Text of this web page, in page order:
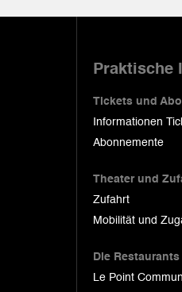
Praktische
Tickets und
Informationen
Abonnemente
Theater und
Zufahrt
Mobilität und
Die Restaurants
Le Point